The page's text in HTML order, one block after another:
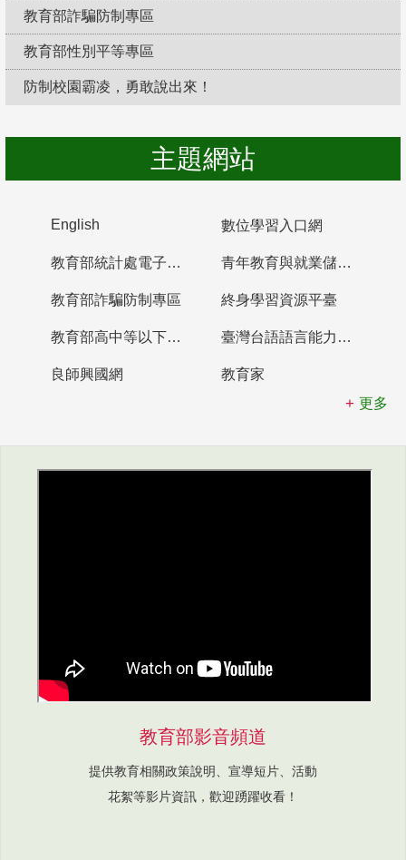
教育部詐騙防制專區
教育部性別平等專區
防制校園霸凌，勇敢說出來！
主題網站
English 數位學習入口網
教育部統計處電子書櫃 青年教育與就業儲蓄帳戶
教育部詐騙防制專區 終身學習資源平臺
教育部高中等以下學校及幼兒園教師資格檢定考試 臺灣台語語言能力認證網站
良師興國網
教育家
更多
教育部影音頻道
提供教育相關政策說明、宣導短片、活動
花絮等影片資訊，歡迎踴躍收看！